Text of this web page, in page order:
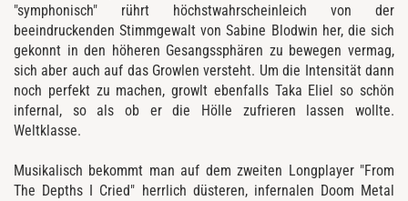
"symphonisch" rührt höchstwahrscheinleich von der
beeindruckenden Stimmgewalt von Sabine Blodwin her, die sich
gekonnt in den höheren Gesangssphären zu bewegen vermag,
sich aber auch auf das Growlen versteht. Um die Intensität dann
noch perfekt zu machen, growlt ebenfalls Taka Eliel so schön
infernal, so als ob er die Hölle zufrieren lassen wollte.
Weltklasse.
Musikalisch bekommt man auf dem zweiten Longplayer "From
The Depths I Cried" herrlich düsteren, infernalen Doom Metal